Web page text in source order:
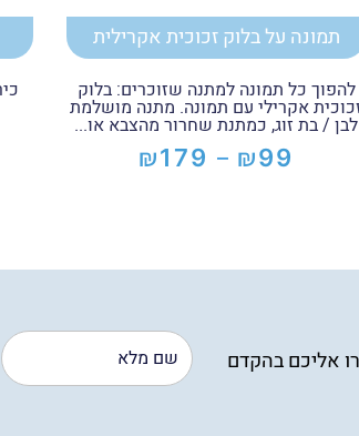
תמונה על בלוק זכוכית אקרילית
להפוך כל תמונה למתנה שזוכרים: בלוק
אקרילי עם תמונה. מתנה מושלמת
לבן / בת זוג, כמתנת שחרור מהצבא או...
₪99
–
₪179
טווח
אליכם בהקדם